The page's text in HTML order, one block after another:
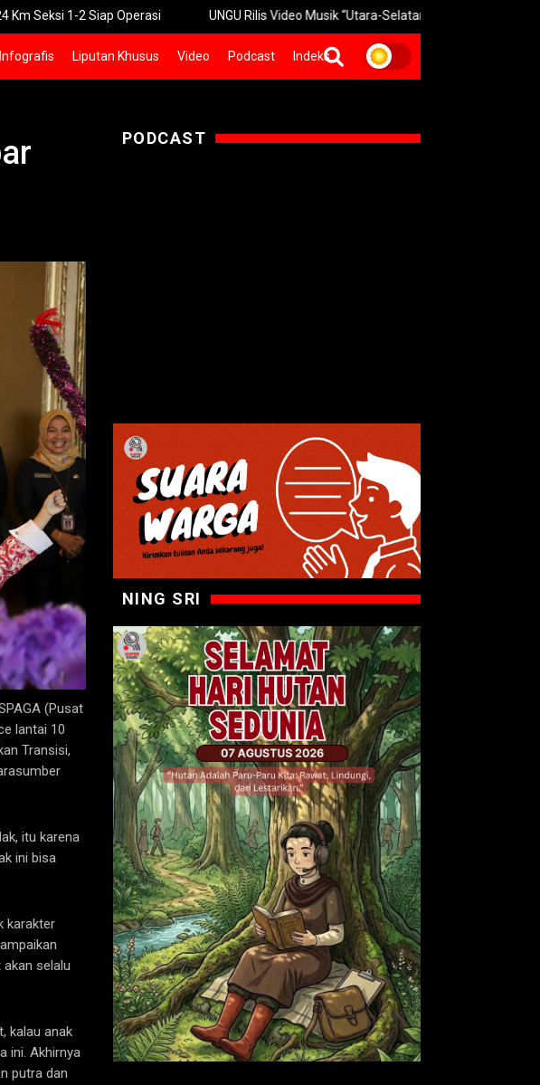
Siap Operasi UNGU Rilis Video Musik “Utara-Selatan” Sambut Konser 30 Tahun
Infografis Liputan Khusus Video Podcast Indeks
(Pusat
lantai 10
Transisi,
itu karena
ini bisa
karakter
selalu
kalau anak
ini. Akhirnya
putra dan
PODCAST
NING SRI